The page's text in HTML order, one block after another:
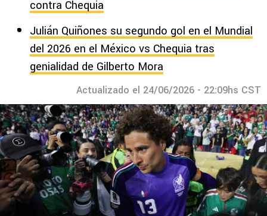
contra Chequia
Julián Quiñones su segundo gol en el Mundial
del 2026 en el México vs Chequia tras
genialidad de Gilberto Mora
Actualizado el 24/06/2026 - 22:09hs CST